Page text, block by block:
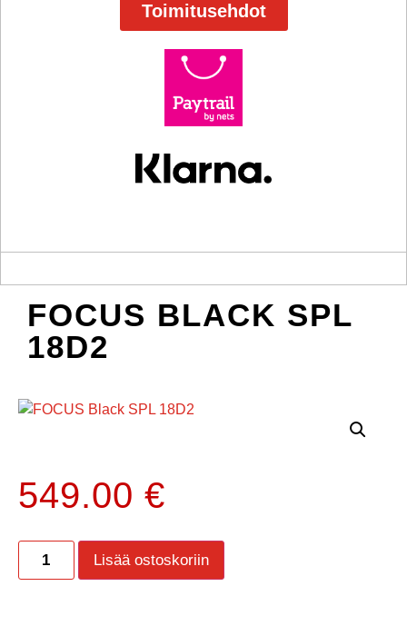
Toimitusehdot
FOCUS BLACK SPL
18D2
549.00 €
Lisää ostoskoriin